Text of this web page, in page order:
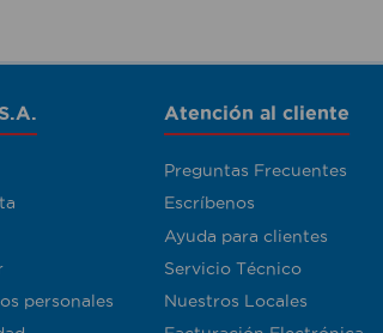
personales
Atención al cliente
Preguntas Frecuentes
Escríbenos
Ayuda para clientes
Servicio Técnico
Nuestros Locales